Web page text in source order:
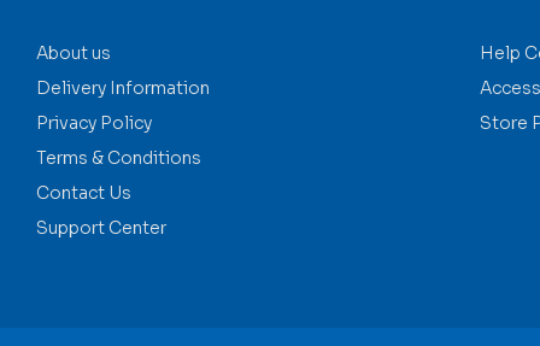
About us
Delivery Information
Privacy Policy
Terms & Conditions
Contact Us
Support Center
Help
Store